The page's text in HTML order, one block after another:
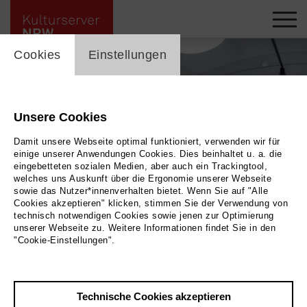
DAS EWIGE RÄTSEL DER MALEREI
cookie_layer
Cookies Einstellungen
Unsere Cookies
Damit unsere Webseite optimal funktioniert, verwenden wir für
einige unserer Anwendungen Cookies. Dies beinhaltet u. a. die
eingebetteten sozialen Medien, aber auch ein Trackingtool,
welches uns Auskunft über die Ergonomie unserer Webseite
sowie das Nutzer*innenverhalten bietet. Wenn Sie auf "Alle
Cookies akzeptieren" klicken, stimmen Sie der Verwendung von
technisch notwendigen Cookies sowie jenen zur Optimierung
unserer Webseite zu. Weitere Informationen findet Sie in den
"Cookie-Einstellungen".
Technische Cookies akzeptieren